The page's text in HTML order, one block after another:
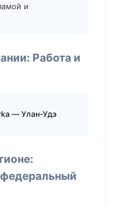
и
Работа и
— Улан-Удэ